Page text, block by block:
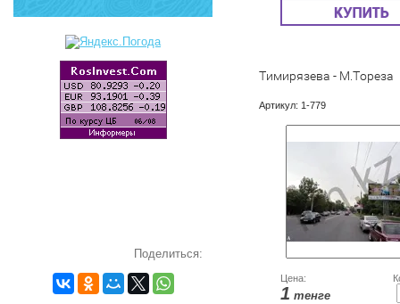
Поделиться:
Тимирязева - М.Тореза
Артикул: 1-779
Цена:
1 тенге